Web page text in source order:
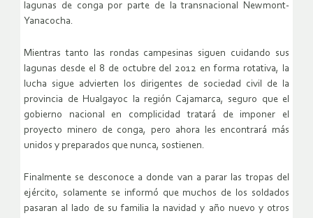
lagunas de conga por parte de la transnacional Newmont-
Yanacocha.
Mientras tanto las rondas campesinas siguen cuidando sus
lagunas desde el 8 de octubre del 2012 en forma rotativa, la
lucha sigue advierten los dirigentes de sociedad civil de la
provincia de Hualgayoc la región Cajamarca, seguro que el
gobierno nacional en complicidad tratará de imponer el
proyecto minero de conga, pero ahora les encontrará más
unidos y preparados que nunca, sostienen.
Finalmente se desconoce a donde van a parar las tropas del
ejército, solamente se informó que muchos de los soldados
pasaran al lado de su familia la navidad y año nuevo y otros